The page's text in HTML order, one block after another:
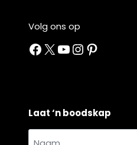
Volg ons op
Facebook
X YouTube
Instagram
Pinterest
Laat ‘n boodskap